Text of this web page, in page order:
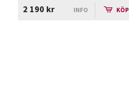
2 190 kr INFO KÖP